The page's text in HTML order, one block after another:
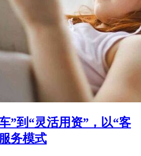
”到“灵活用资”，以“客
务模式